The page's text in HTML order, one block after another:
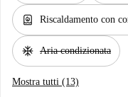
water_heater Riscaldamento con
ac_unit Aria condizionata
Mostra tutti (13)